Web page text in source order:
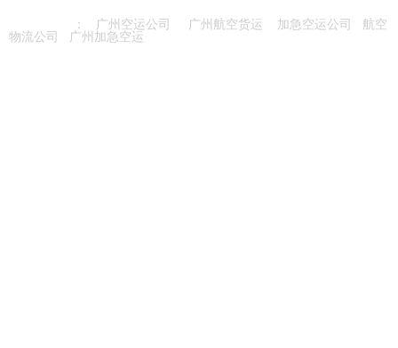
： 广州空运公司 广州航空货运 加急空运公司 航空
物流公司 广州加急空运